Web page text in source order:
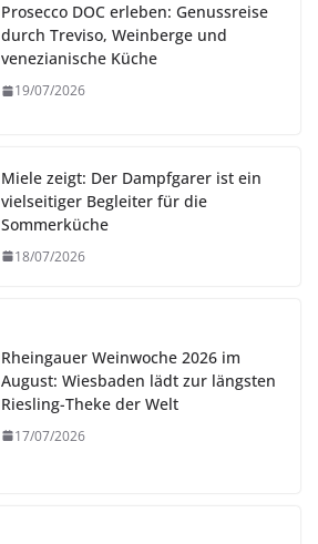
Prosecco DOC erleben: Genussreise
durch Treviso, Weinberge und
venezianische Küche
19/07/2026
Miele zeigt: Der Dampfgarer ist ein
vielseitiger Begleiter für die
Sommerküche
18/07/2026
Rheingauer Weinwoche 2026 im
August: Wiesbaden lädt zur längsten
Riesling-Theke der Welt
17/07/2026